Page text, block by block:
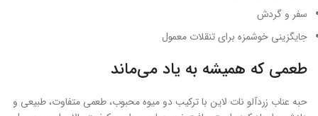
سفر و گردش
جایگزینی خوشمزه برای تنقلات معمول
طعمی که همیشه به یاد می‌ماند
حبه عناب زردآلو نات لاین با ترکیب دو میوه محبوب، طعمی متفاوت، طبیعی و